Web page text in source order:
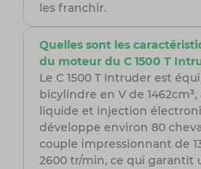
les franchir.
Quelles sont les
du moteur du C 1500 T
Le C 1500 T Intruder est
bicylindre en V de
liquide et injection
développe environ 80
couple impressionnant de
2600 tr/min, ce qui garantit